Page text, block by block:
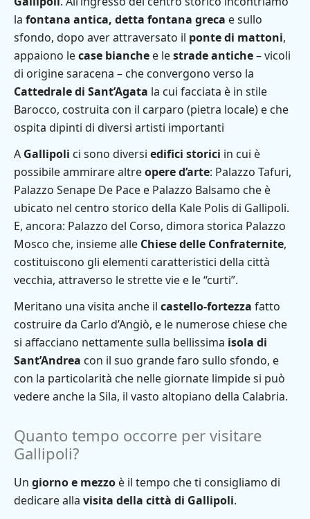
la fontana antica, detta fontana greca e sullo
sfondo, dopo aver attraversato il ponte di mattoni,
appaiono lecase bianche e lestrade antiche– vicoli
di origine saracena – che convergono verso la
Cattedrale di Sant’Agata la cui facciata è in stile
Barocco, costruita con il carparo (pietra locale) e che
ospita dipinti di diversi artisti importanti
A Gallipoli ci sono diversi edifici storici in cui è
possibile ammirare altreopere d’arte: Palazzo Tafuri,
Palazzo Senape De Pace e Palazzo Balsamo che è
ubicato nel centro storico della Kale Polis di Gallipoli.
E, ancora: Palazzo del Corso, dimora storica Palazzo
Mosco che, insieme alle Chiese delle Confraternite,
costituiscono gli elementi caratteristici della città
vecchia, attraverso le strette vie e le “curti”.
Meritano una visita anche il castello-fortezza fatto
costruire da Carlo d’Angiò, e le numerose chiese che
si affacciano nettamente sulla bellissima isola di
Sant’Andrea con il suo grande faro sullo sfondo, e
con la particolarità che nelle giornate limpide si può
vedere anche la Sila, il vasto altopiano della Calabria.
Quanto tempo occorre per visitare
Gallipoli?
Un giorno e mezzo è il tempo che ti consigliamo di
dedicare alla visita della città di Gallipoli.